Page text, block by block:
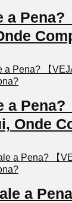
Pena?
a Pena?
Onde
a